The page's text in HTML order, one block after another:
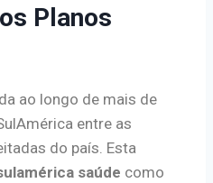
Planos
ao longo de mais de
entre as
do país. Esta
saúde como